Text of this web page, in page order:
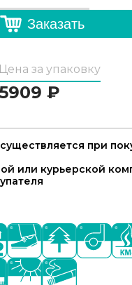
Заказать
Цена за упаковку
₽
при
или курьерской